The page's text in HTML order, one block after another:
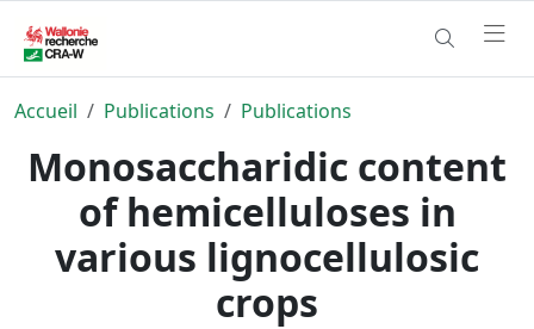
Accueil Publications Publications
Monosaccharidic content
of hemicelluloses in
various lignocellulosic
crops